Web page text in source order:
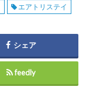
エアトリステイ
シェア
feedly